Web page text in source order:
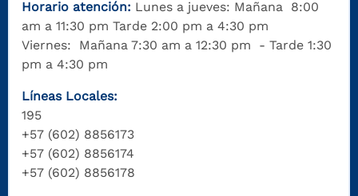
Horario atención: Lunes a jueves: Mañana 8:00
am a 11:30 pm Tarde 2:00 pm a 4:30 pm
Viernes: Mañana 7:30 am a 12:30 pm - Tarde 1:30
pm a 4:30 pm
Líneas Locales:
195
+57 (602) 8856173
+57 (602) 8856174
+57 (602) 8856178